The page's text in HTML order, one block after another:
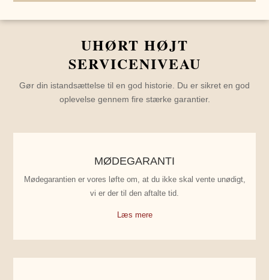
UHØRT HØJT
SERVICENIVEAU
Gør din istandsættelse til en god historie. Du er sikret en god
oplevelse gennem fire stærke garantier.
MØDEGARANTI
Mødegarantien er vores løfte om, at du ikke skal vente unødigt,
vi er der til den aftalte tid.
Læs mere